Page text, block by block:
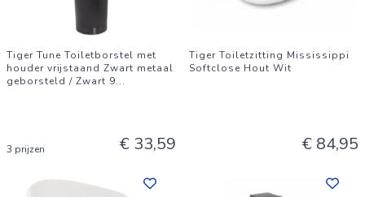
Tiger Tune Toiletborstel met
houder vrijstaand Zwart metaal
geborsteld / Zwart 9...
3 prijzen € 33,59
Tiger Toiletzitting Mississippi
Softclose Hout Wit
€ 84,95